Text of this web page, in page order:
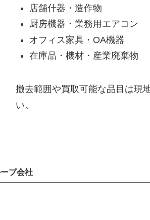
店舗什器・造作物
厨房機器・業務用エアコン
オフィス家具・OA機器
在庫品・機材・産業廃棄物
撤去範囲や買取可能な品目は現
い。
プ会社